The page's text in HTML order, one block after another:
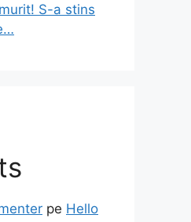
S-a stins
pe Hello